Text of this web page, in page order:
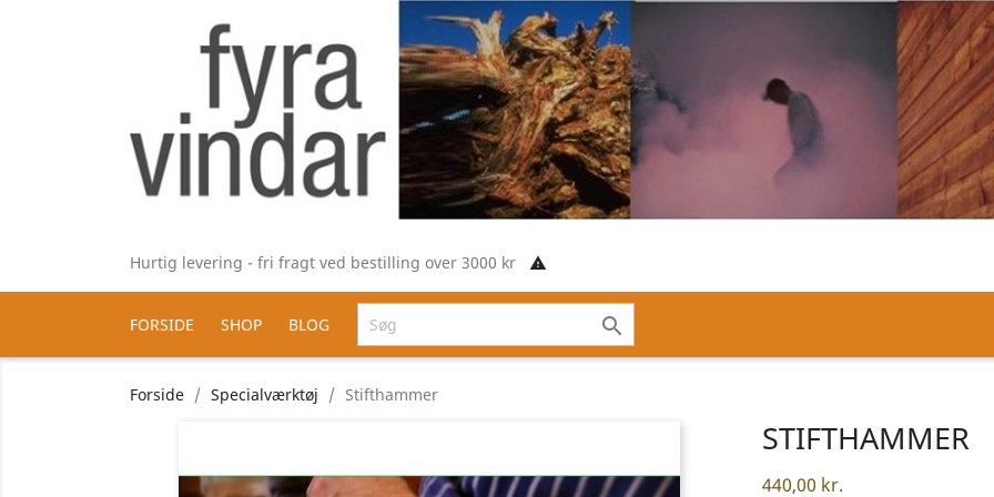
Hurtig levering - fri fragt ved bestilling over 3000 kr report_problem
FORSIDE SHOP BLOG 
Forside Specialværktøj Stifthammer
STIFTHAMMER
440,00 kr.